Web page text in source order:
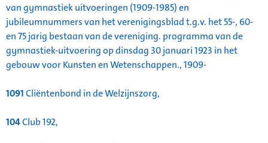
van gymnastiek uitvoeringen (1909-1985) en
jubileumnummers van het verenigingsblad t.g.v. het 55-, 60-
en 75 jarig bestaan van de vereniging. programma van de
gymnastiek-uitvoering op dinsdag 30 januari 1923 in het
gebouw voor Kunsten en Wetenschappen., 1909-
1091Cliëntenbond in de Welzijnszorg,
104Club 192,